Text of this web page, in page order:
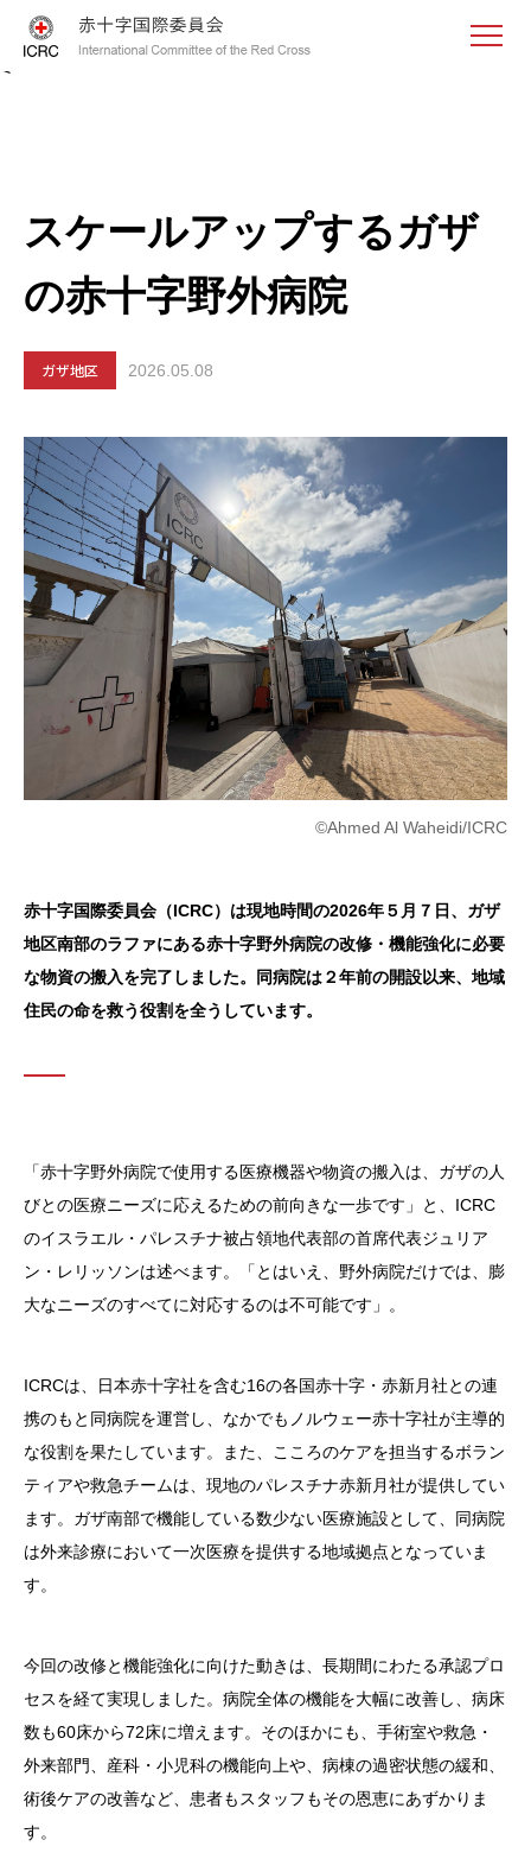
<
スケールアップするガザ
の赤十字野外病院
ガザ地区 2026.05.08
©Ahmed Al Waheidi/ICRC
赤十字国際委員会（ICRC）は現地時間の2026年５月７日、ガザ
地区南部のラファにある赤十字野外病院の改修・機能強化に必要
な物資の搬入を完了しました。同病院は２年前の開設以来、地域
住民の命を救う役割を全うしています。
「赤十字野外病院で使用する医療機器や物資の搬入は、ガザの人
びとの医療ニーズに応えるための前向きな一歩です」と、ICRC
のイスラエル・パレスチナ被占領地代表部の首席代表ジュリア
ン・レリッソンは述べます。「とはいえ、野外病院だけでは、膨
大なニーズのすべてに対応するのは不可能です」。
ICRCは、日本赤十字社を含む16の各国赤十字・赤新月社との連
携のもと同病院を運営し、なかでもノルウェー赤十字社が主導的
な役割を果たしています。また、こころのケアを担当するボラン
ティアや救急チームは、現地のパレスチナ赤新月社が提供してい
ます。ガザ南部で機能している数少ない医療施設として、同病院
は外来診療において一次医療を提供する地域拠点となっていま
す。
今回の改修と機能強化に向けた動きは、長期間にわたる承認プロ
セスを経て実現しました。病院全体の機能を大幅に改善し、病床
数も60床から72床に増えます。そのほかにも、手術室や救急・
外来部門、産科・小児科の機能向上や、病棟の過密状態の緩和、
術後ケアの改善など、患者もスタッフもその恩恵にあずかりま
す。